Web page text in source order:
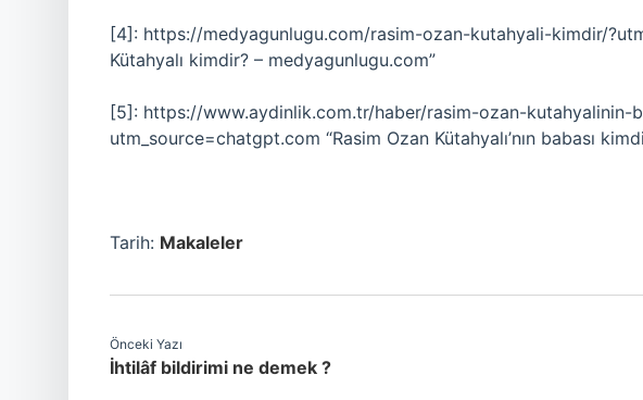
[4]: https://medyagunlugu.com/rasim-ozan-kutahyali-kimdir/
Kütahyalı kimdir? – medyagunlugu.com”
[5]: https://www.aydinlik.com.tr/haber/rasim-ozan-kutahyalinin-
utm_source=chatgpt.com “Rasim Ozan Kütahyalı’nın babası
Tarih: Makaleler
Önceki Yazı
İhtilâf bildirimi ne demek ?